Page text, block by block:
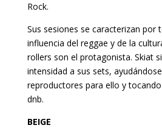
Rock.
Sus sesiones se caracterizan por
influencia del reggae y de la
rollers son el protagonista. Skiat
intensidad a sus sets,
reproductores para ello y
dnb.
BEIGE